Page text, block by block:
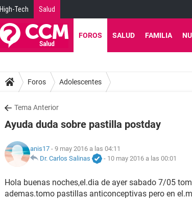
High-Tech Salud
FOROS SALUD FAMILIA
Foros Adolescentes
Tema Anterior
Ayuda duda sobre pastilla postday
anis17 - 9 may 2016 a las 04:11
Dr. Carlos Salinas
- 10 may 2016 a las 00:01
Hola buenas noches,el.dia de ayer sabado 7/05
ademas.tomo pastillas anticonceptivas pero en